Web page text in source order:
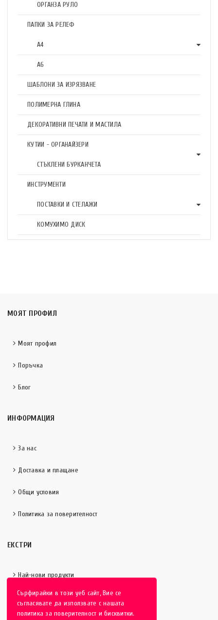
Сърфирайки в този уеб сайт, Вие се
съгласявате да използвате с нашата
политика за поверителност и бисквитки.
ОРГАНЗА РУЛО
ПАПКИ ЗА РЕЛЕФ
А4
А6
ШАБЛОНИ ЗА ИЗРЯЗВАНЕ
ПОЛИМЕРНА ГЛИНА
ДЕКОРАТИВНИ ПЕЧАТИ И МАСТИЛА
КУТИИ - ОРГАНАЙЗЕРИ
СТЪКЛЕНИ БУРКАНЧЕТА
ИНСТРУМЕНТИ
ПОСТАВКИ И СТЕЛАЖИ
КОМУХИМО ДИСК
МОЯТ ПРОФИЛ
Моят профил
Поръчка
Блог
ИНФОРМАЦИЯ
За нас
Доставка и плащане
Общи условия
Политика за поверителност
ЕКСТРИ
Най-нови продукти
Отличени продукти